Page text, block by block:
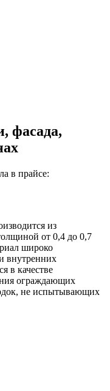
фасада,
в прайсе:
из
от 0,4 до 0,7
широко
внутренних
в качестве
ограждающих
не испытывающих